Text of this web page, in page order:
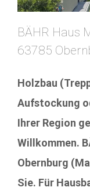
BÄHR Haus
63785
Holzbau
Aufstockung
Ihrer Region
Willkommen.
Obernburg
Sie. Für